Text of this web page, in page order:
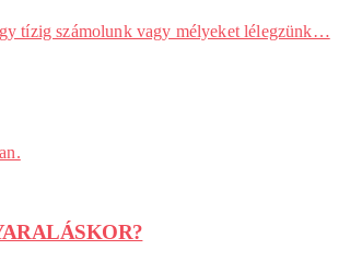
tízig számolunk vagy mélyeket lélegzünk…